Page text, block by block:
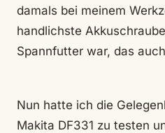
damals bei meinem
handlichste
Spannfutter war, das
Nun hatte ich die
Makita DF331 zu testen